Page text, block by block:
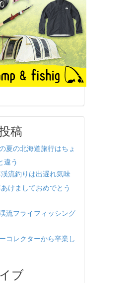
稿
夏の北海道旅行はちょ
違う
流釣りは出遅れ気味
けましておめでとう
流フライフィッシング
コレクターから卒業し
ブ